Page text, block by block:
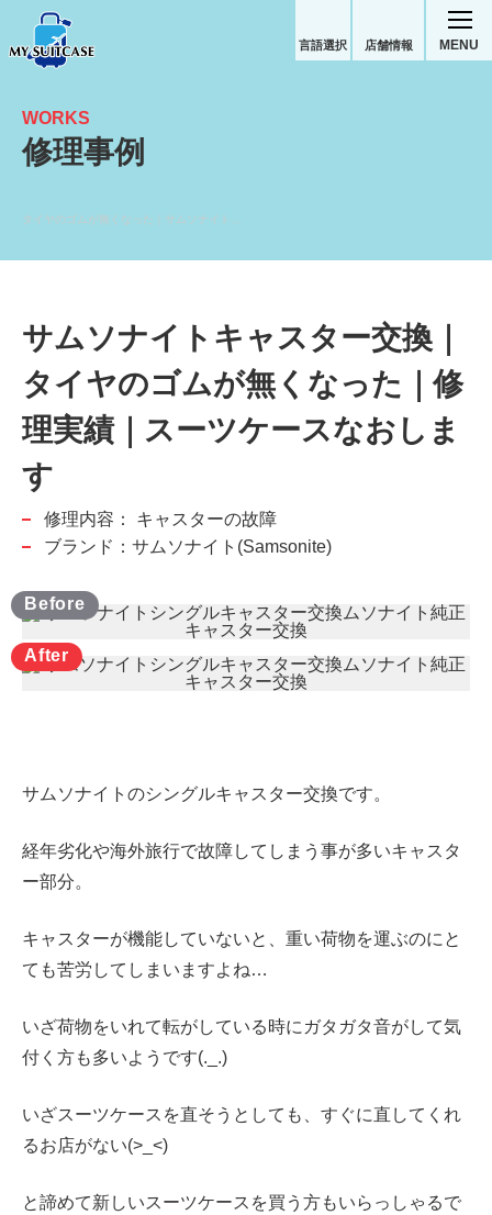
店舗情報
言語選択 MENU
WORKS
修理事例
サムソナイトキャスター交換｜
タイヤのゴムが無くなった｜修
理実績｜スーツケースなおしま
す
修理内容：
キャスターの故障
ブランド：サムソナイト(Samsonite)
サムソナイトのシングルキャスター交換です。
経年劣化や海外旅行で故障してしまう事が多いキャスタ
ー部分。
キャスターが機能していないと、重い荷物を運ぶのにと
ても苦労してしまいますよね…
いざ荷物をいれて転がしている時にガタガタ音がして気
付く方も多いようです(._.)
いざスーツケースを直そうとしても、すぐに直してくれ
るお店がない(>_<)
と諦めて新しいスーツケースを買う方もいらっしゃるで